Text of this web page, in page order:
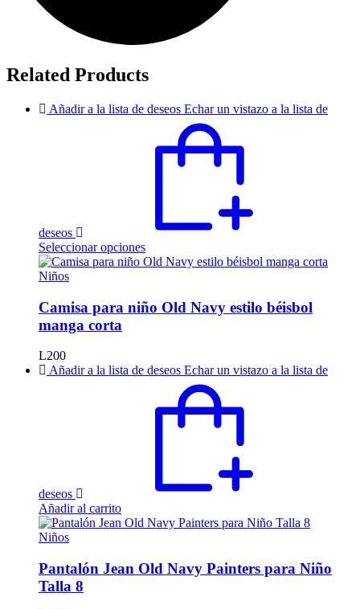
Related Products
Añadir a la lista de deseos Echar un vistazo a la lista de
deseos
Seleccionar opcionesEste
producto
variantes.
Las
elegir
Niños
Camisa para niño Old Navy estilo béisbol
manga corta
L200
Añadir a la lista de deseos Echar un vistazo a la lista de
deseos
Añadir al carrito
Niños
Pantalón Jean Old Navy Painters para Niño
Talla 8